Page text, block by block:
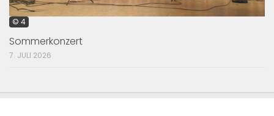
© 4
Sommerkonzert
7. JULI 2026